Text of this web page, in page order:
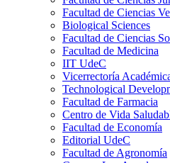
Facultad de Ciencias
Biological Sciences
Facultad de Ciencias
Facultad de Medicina
IIT UdeC
Vicerrectoría
Technological
Facultad de Farmacia
Centro de Vida
Facultad de Economía
Editorial UdeC
Facultad de Agronomía